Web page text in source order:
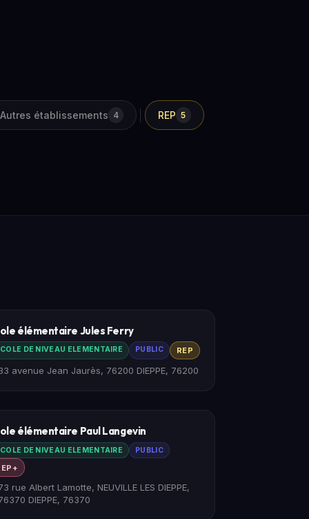
Autres établissements 4 REP 5
élémentaire Jules Ferry
DE NIVEAU ELEMENTAIRE PUBLIC REP
avenue Jean Jaurès, 76200 DIEPPE, 76200
élémentaire Paul Langevin
DE NIVEAU ELEMENTAIRE PUBLIC
rue Albert Lamotte, NEUVILLE LES DIEPPE,
DIEPPE, 76370